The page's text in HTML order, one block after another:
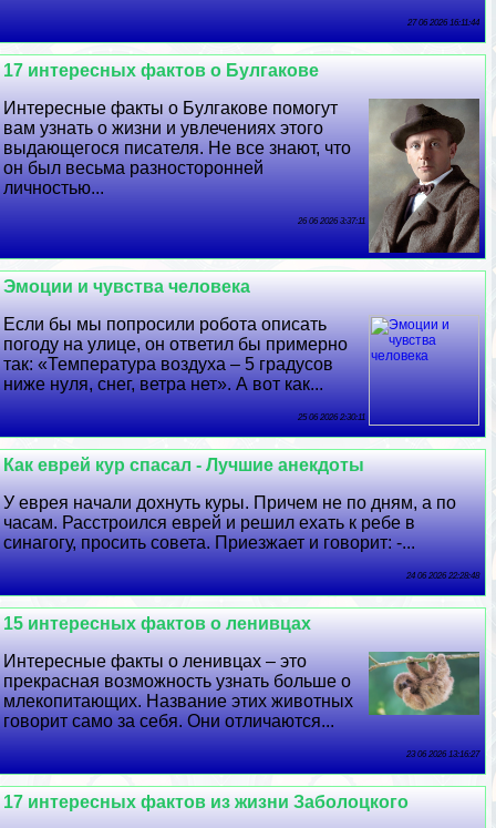
27 06 2026 16:11:44
17 интересных фактов о Булгакове
Интересные факты о Булгакове помогут
вам узнать о жизни и увлечениях этого
выдающегося писателя. Не все знают, что
он был весьма разносторонней
личностью...
26 06 2026 3:37:11
Эмоции и чувства человека
Если бы мы попросили робота описать
погоду на улице, он ответил бы примерно
так: «Температура воздуха – 5 градусов
ниже нуля, снег, ветра нет». А вот как...
25 06 2026 2:30:11
Как еврей кур спасал - Лучшие анекдоты
У еврея начали дохнуть куры. Причем не по дням, а по
часам. Расстроился еврей и решил ехать к ребе в
синагогу, просить совета. Приезжает и говорит: -...
24 06 2026 22:28:48
15 интересных фактов о ленивцах
Интересные факты о ленивцах – это
прекрасная возможность узнать больше о
млекопитающих. Название этих животных
говорит само за себя. Они отличаются...
23 06 2026 13:16:27
17 интересных фактов из жизни Заболоцкого